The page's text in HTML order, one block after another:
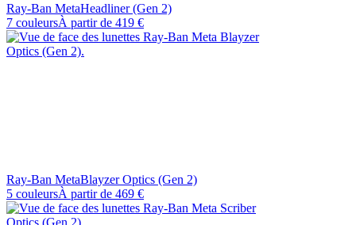
Ray-Ban MetaHeadliner (Gen 2)
7 couleursÀ partir de 419 €
Ray-Ban MetaBlayzer Optics (Gen 2)
5 couleursÀ partir de 469 €